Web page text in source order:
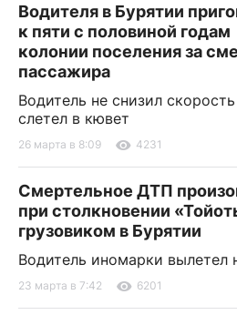
Водителя в Бурятии
к пяти с половиной годам
колонии поселения за
пассажира
Водитель не снизил
слетел в кювет
26 марта в 8:09 4231
Смертельное ДТП
при столкновении
грузовиком в Бурятии
Водитель иномарки вылетел
23 марта в 7:42 6201